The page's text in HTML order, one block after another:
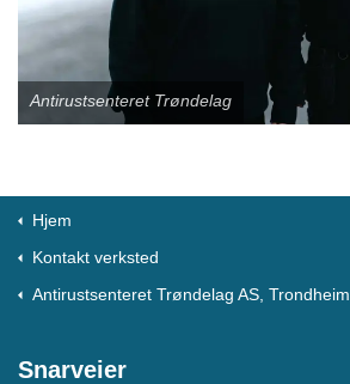
Antirustsenteret Trøndelag
Hjem
Kontakt verksted
Antirustsenteret Trøndelag AS, Trondheim
Snarveier